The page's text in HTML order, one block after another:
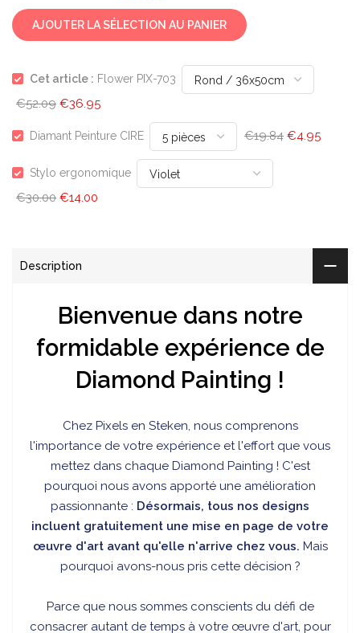
AJOUTER LA SÉLECTION AU PANIER
Cet article : Flower PIX-703
€52.09 €36.95
Diamant Peinture CIRE €19.84 €4.95
Stylo ergonomique
€30.00 €14.00
Description
Bienvenue dans notre
formidable expérience de
Diamond Painting !
ChezPixels en Steken, nous comprenons
l'importance de votre expérience et l'effort que vous
mettez dans chaque Diamond Painting ! C'est
pourquoi nous avons apporté une amélioration
passionnante : Désormais, tous nos designs
incluent gratuitement une mise en page de votre
œuvre d'art avant qu'elle n'arrive chez vous. Mais
pourquoi avons-nous pris cette décision ?
Parce que nous sommes conscients du défi de
consacrer autant de temps à votre œuvre d'art, pour